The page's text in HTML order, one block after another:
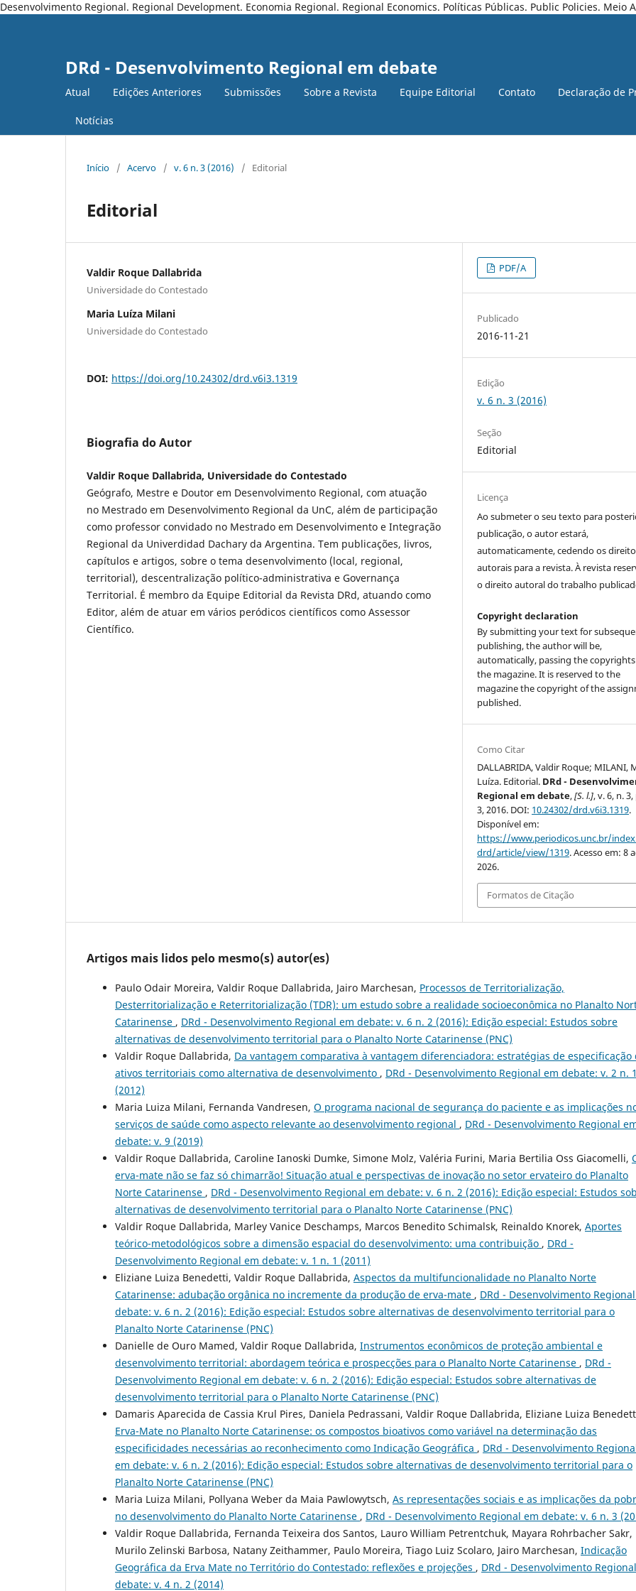
Desenvolvimento Regional. Regional Development. Economia Regional. Regional Economics. Políticas Públicas. Public Policies. Meio
DRd - Desenvolvimento Regional em debate
Atual Edições Anteriores Submissões Sobre a Revista Equipe Editorial Contato Declaração de
Notícias
Início / Acervo / v. 6 n. 3 (2016) / Editorial
Editorial
Valdir Roque Dallabrida
Universidade do Contestado
Maria Luíza Milani
Universidade do Contestado
DOI: https://doi.org/10.24302/drd.v6i3.1319
Biografia do Autor
Valdir Roque Dallabrida, Universidade do Contestado
Geógrafo, Mestre e Doutor em Desenvolvimento Regional, com atuação
no Mestrado em Desenvolvimento Regional da UnC, além de participação
como professor convidado no Mestrado em Desenvolvimento e Integração
Regional da Univerdidad Dachary da Argentina. Tem publicações, livros,
capítulos e artigos, sobre o tema desenvolvimento (local, regional,
territorial), descentralização político-administrativa e Governança
Territorial. É membro da Equipe Editorial da Revista DRd, atuando como
Editor, além de atuar em vários peródicos científicos como Assessor
Científico.
PDF/A
Publicado
2016-11-21
Edição
v. 6 n. 3 (2016)
Seção
Editorial
Licença
Ao submeter o seu texto para
publicação, o autor estará,
automaticamente, cedendo os
autorais para a revista. À revista
o direito autoral do trabalho
Copyright declaration
By submitting your text for
publishing, the author will be,
automatically, passing the
the magazine. It is reserved to the
magazine the copyright of the
published.
Como Citar
DALLABRIDA, Valdir Roque; MILANI,
Luíza. Editorial. DRd -
Regional em debate,[S. l.], v. 6, n. 3,
3, 2016. DOI: 10.24302/drd.v6i3.1319.
Disponível em:
https://www.periodicos.unc.br/
drd/article/view/1319. Acesso em: 8
2026.
Formatos de Citação
Artigos mais lidos pelo mesmo(s) autor(es)
Paulo Odair Moreira, Valdir Roque Dallabrida, Jairo Marchesan, Processos de Territorialização,
Desterritorialização e Reterritorialização (TDR): um estudo sobre a realidade socioeconômica no Planalto
Catarinense , DRd - Desenvolvimento Regional em debate: v. 6 n. 2 (2016): Edição especial: Estudos sobre
alternativas de desenvolvimento territorial para o Planalto Norte Catarinense (PNC)
Valdir Roque Dallabrida, Da vantagem comparativa à vantagem diferenciadora: estratégias de especificação
ativos territoriais como alternativa de desenvolvimento , DRd - Desenvolvimento Regional em debate: v. 2 n. 1
(2012)
Maria Luiza Milani, Fernanda Vandresen, O programa nacional de segurança do paciente e as implicações
serviços de saúde como aspecto relevante ao desenvolvimento regional , DRd - Desenvolvimento Regional
debate: v. 9 (2019)
Valdir Roque Dallabrida, Caroline Ianoski Dumke, Simone Molz, Valéria Furini, Maria Bertilia Oss Giacomelli,
erva-mate não se faz só chimarrão! Situação atual e perspectivas de inovação no setor ervateiro do Planalto
Norte Catarinense , DRd - Desenvolvimento Regional em debate: v. 6 n. 2 (2016): Edição especial: Estudos
alternativas de desenvolvimento territorial para o Planalto Norte Catarinense (PNC)
Valdir Roque Dallabrida, Marley Vanice Deschamps, Marcos Benedito Schimalsk, Reinaldo Knorek, Aportes
teórico-metodológicos sobre a dimensão espacial do desenvolvimento: uma contribuição , DRd -
Desenvolvimento Regional em debate: v. 1 n. 1 (2011)
Eliziane Luiza Benedetti, Valdir Roque Dallabrida, Aspectos da multifuncionalidade no Planalto Norte
Catarinense: adubação orgânica no incremente da produção de erva-mate , DRd - Desenvolvimento
debate: v. 6 n. 2 (2016): Edição especial: Estudos sobre alternativas de desenvolvimento territorial para o
Planalto Norte Catarinense (PNC)
Danielle de Ouro Mamed, Valdir Roque Dallabrida, Instrumentos econômicos de proteção ambiental e
desenvolvimento territorial: abordagem teórica e prospecções para o Planalto Norte Catarinense , DRd -
Desenvolvimento Regional em debate: v. 6 n. 2 (2016): Edição especial: Estudos sobre alternativas de
desenvolvimento territorial para o Planalto Norte Catarinense (PNC)
Damaris Aparecida de Cassia Krul Pires, Daniela Pedrassani, Valdir Roque Dallabrida, Eliziane Luiza
Erva-Mate no Planalto Norte Catarinense: os compostos bioativos como variável na determinação das
especificidades necessárias ao reconhecimento como Indicação Geográfica , DRd - Desenvolvimento
em debate: v. 6 n. 2 (2016): Edição especial: Estudos sobre alternativas de desenvolvimento territorial para o
Planalto Norte Catarinense (PNC)
Maria Luiza Milani, Pollyana Weber da Maia Pawlowytsch, As representações sociais e as implicações da
no desenvolvimento do Planalto Norte Catarinense , DRd - Desenvolvimento Regional em debate: v. 6 n. 3
Valdir Roque Dallabrida, Fernanda Teixeira dos Santos, Lauro William Petrentchuk, Mayara Rohrbacher Sakr,
Murilo Zelinski Barbosa, Natany Zeithammer, Paulo Moreira, Tiago Luiz Scolaro, Jairo Marchesan, Indicação
Geográfica da Erva Mate no Território do Contestado: reflexões e projeções , DRd - Desenvolvimento
debate: v. 4 n. 2 (2014)